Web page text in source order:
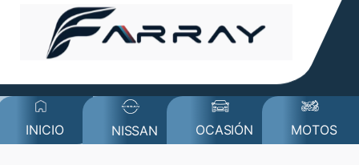
INICIO NISSAN OCASIÓN MOTOS